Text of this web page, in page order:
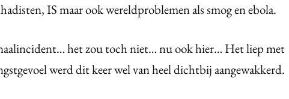
IS maar ook wereldproblemen als smog en ebola.
het zou toch niet… nu ook hier… Het liep met
werd dit keer wel van heel dichtbij aangewakkerd.